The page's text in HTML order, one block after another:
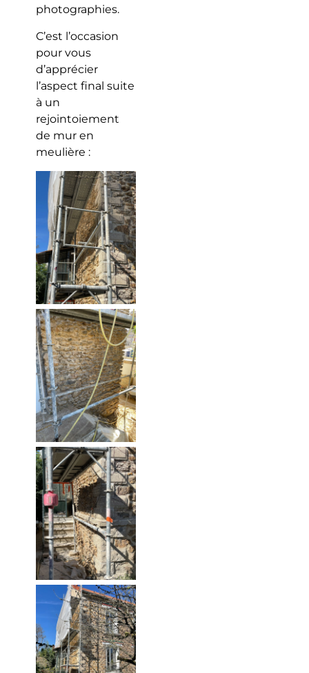
photographies.
C’est l’occasion
pour vous
d’apprécier
l’aspect final suite
à un
rejointoiement
de mur en
meulière :